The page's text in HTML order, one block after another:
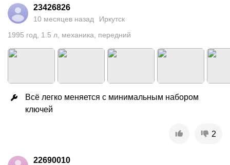
23426826
10 месяцев назад
Иркутск
1995 год 1.5 л механика передний
Всё легко меняется с минимальным набором
ключей
2
22690010